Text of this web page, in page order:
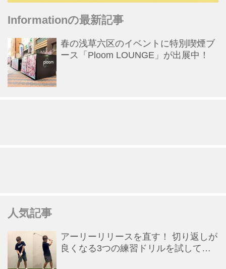
Informationの最新記事
春の浅草六区のイベントに特別喫煙ブ
ース「Ploom LOUNGE」が出展中！
人気記事
アーリーリリースを直す！ 切り返しが
良くなる3つの練習ドリルを試してみ